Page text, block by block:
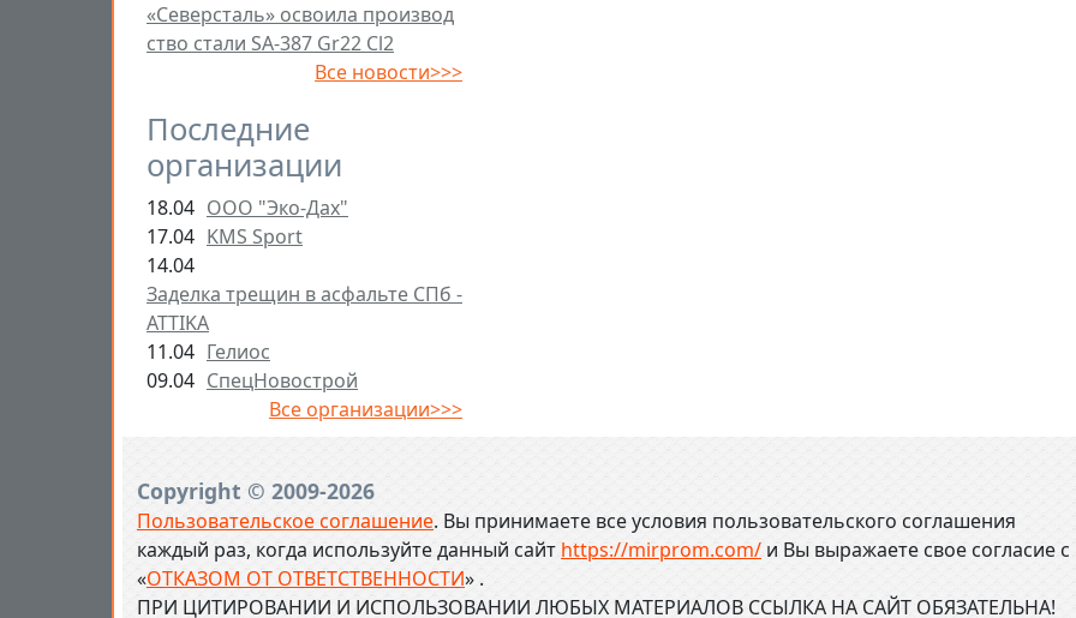
«Северсталь» освоила производ
ство стали SA-387 Gr22 Cl2
Все новости>>>
Последние
организации
18.04 ООО "Эко-Дах"
17.04 KMS Sport
14.04
Заделка трещин в асфальте СПб -
ATTIKA
11.04 Гелиос
09.04 СпецНовострой
Все организации>>>
Copyright © 2009-2026
Пользовательское соглашение. Вы принимаете все условия пользовательского соглашения
каждый раз, когда используйте данный сайт https://mirprom.com/ и Вы выражаете свое согласие с
«ОТКАЗОМ ОТ ОТВЕТСТВЕННОСТИ» .
ПРИ ЦИТИРОВАНИИ И ИСПОЛЬЗОВАНИИ ЛЮБЫХ МАТЕРИАЛОВ ССЫЛКА НА САЙТ ОБЯЗАТЕЛЬНА!